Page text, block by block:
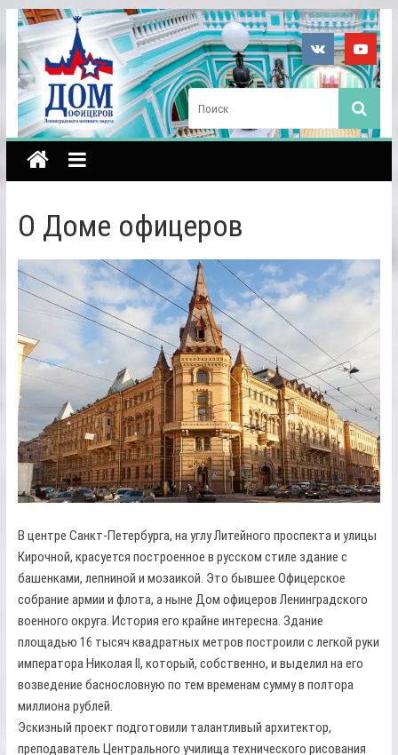
О Доме офицеров
В центре Санкт-Петербурга, на углу Литейного проспекта и улицы
Кирочной, красуется построенное в русском стиле здание с
башенками, лепниной и мозаикой. Это бывшее Офицерское
собрание армии и флота, а ныне Дом офицеров Ленинградского
военного округа. История его крайне интересна. Здание
площадью 16 тысяч квадратных метров построили с легкой руки
императора Николая II, который, собственно, и выделил на его
возведение баснословную по тем временам сумму в полтора
миллиона рублей.
Эскизный проект подготовили талантливый архитектор,
преподаватель Центрального училища технического рисования